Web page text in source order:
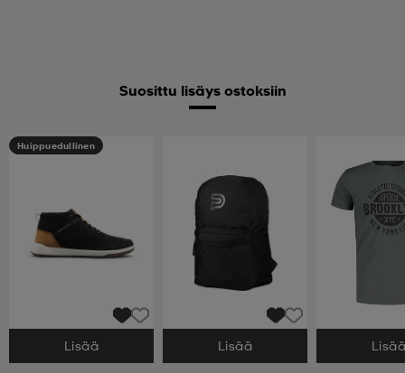
Suosittu lisäys ostoksiin
Huippuedullinen
Valitse Koko
Lisää Valitse Koko
Lisää Valitse Koko